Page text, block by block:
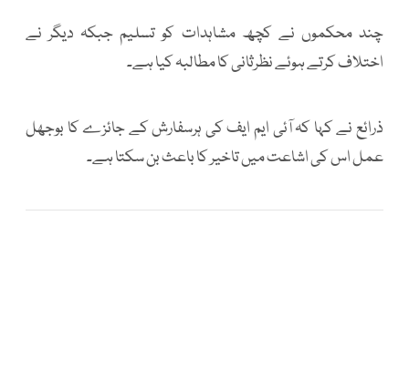
چند محکموں نے کچھ مشاہدات کو تسلیم جبکہ دیگر نے
اختلاف کرتے ہوئے نظرثانی کا مطالبہ کیا ہے۔
ذرائع نے کہا کہ آئی ایم ایف کی ہرسفارش کے جائزے کا بوجھل
عمل اس کی اشاعت میں تاخیر کا باعث بن سکتا ہے۔